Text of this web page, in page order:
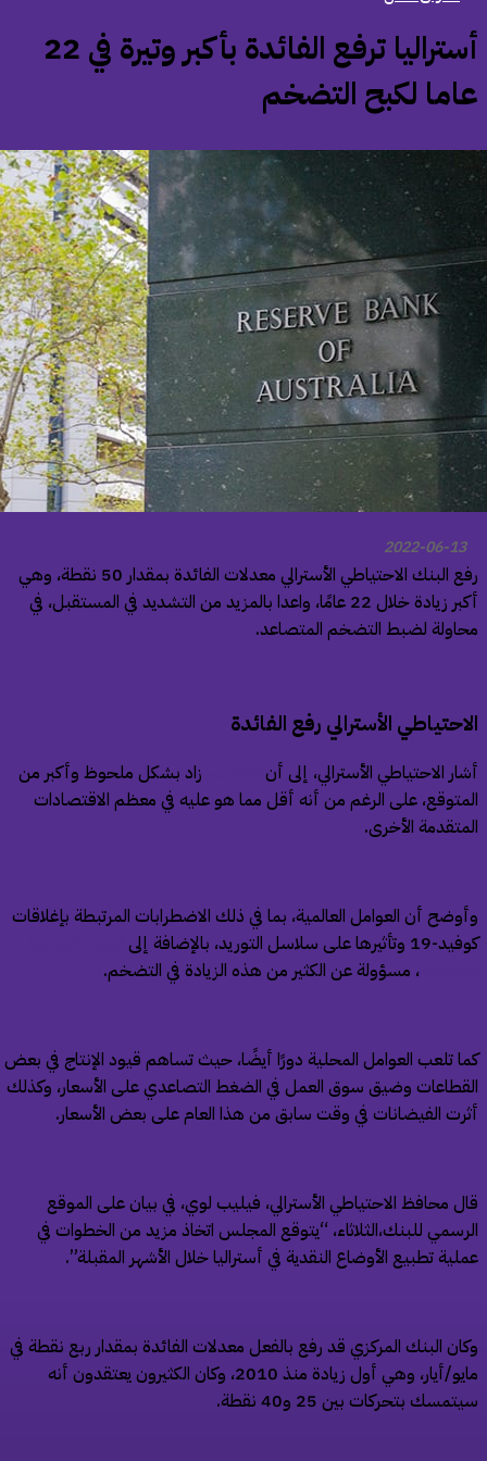
أستراليا ترفع الفائدة بأكبر وتيرة في 22
لكبح التضخم
2022-06-13
رفع البنك الاحتياطي الأسترالي معدلات الفائدة بمقدار 50 نقطة، وهي
أكبر زيادة خلال 22 عامًا، واعدا بالمزيد من التشديد في المستقبل، في
لضبط التضخم المتصاعد.
الأسترالي رفع الفائدة
الاحتياطي الأسترالي، إلى أنالتضخم
زاد بشكل ملحوظ وأكبر من
على الرغم من أنه أقل مما هو عليه في معظم الاقتصادات
الأخرى.
أن العوامل العالمية، بما في ذلك الاضطرابات المرتبطة بإغلاقات
على سلاسل التوريد، بالإضافة إلى
الحرب الروسية
، مسؤولة عن الكثير من هذه الزيادة في التضخم.
تلعب العوامل المحلية دورًا أيضًا، حيث تساهم قيود الإنتاج في بعض
وضيق سوق العمل في الضغط التصاعدي على الأسعار، وكذلك
الفيضانات في وقت سابق من هذا العام على بعض الأسعار.
محافظ الاحتياطي الأسترالي، فيليب لوي، في بيان على الموقع
للبنك،الثلاثاء، “يتوقع المجلس اتخاذ مزيد من الخطوات في
تطبيع الأوضاع النقدية في أستراليا خلال الأشهر المقبلة”.
البنك المركزي قد رفع بالفعل معدلات الفائدة بمقدار ربع نقطة في
مايو/أيار، وهي أول زيادة منذ 2010، وكان الكثيرون يعتقدون أنه
بتحركات بين 25 و40 نقطة.